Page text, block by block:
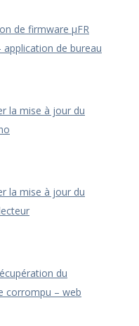
de firmware μFR
de bureau
la mise à jour du
la mise à jour du
du
corrompu – web